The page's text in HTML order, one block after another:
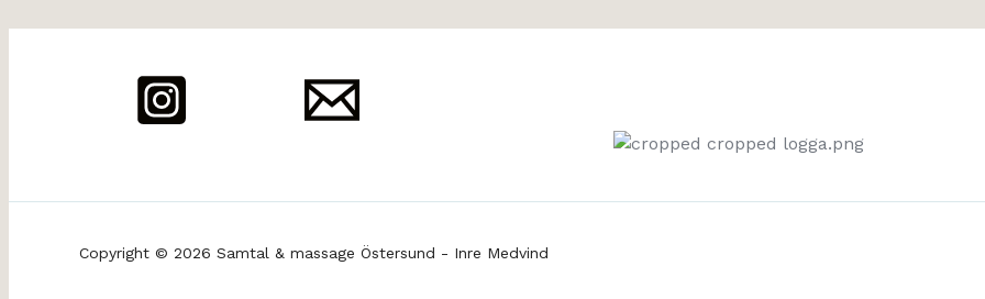
Copyright © 2026 Samtal & massage Östersund - Inre Medvind